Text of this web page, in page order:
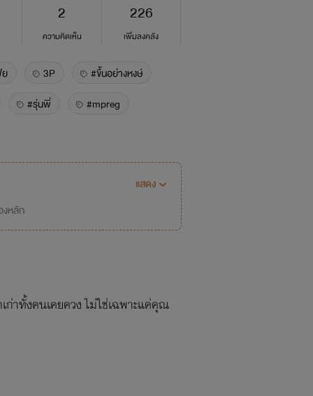
2
ความคิดเห็น
226
เพิ่มลงคลัง
3P
#ขึ้นอย่างหงษ์
#รุ่นพี่
#mpreg
อ #โรแมนติก
แสดง
งหลัก
ก่าทั้งคนเคยควง ไม่ใช่เฉพาะแค่คุณ